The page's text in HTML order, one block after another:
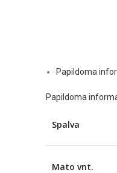
Papildoma
Papildoma
Spalva
Mato vnt.